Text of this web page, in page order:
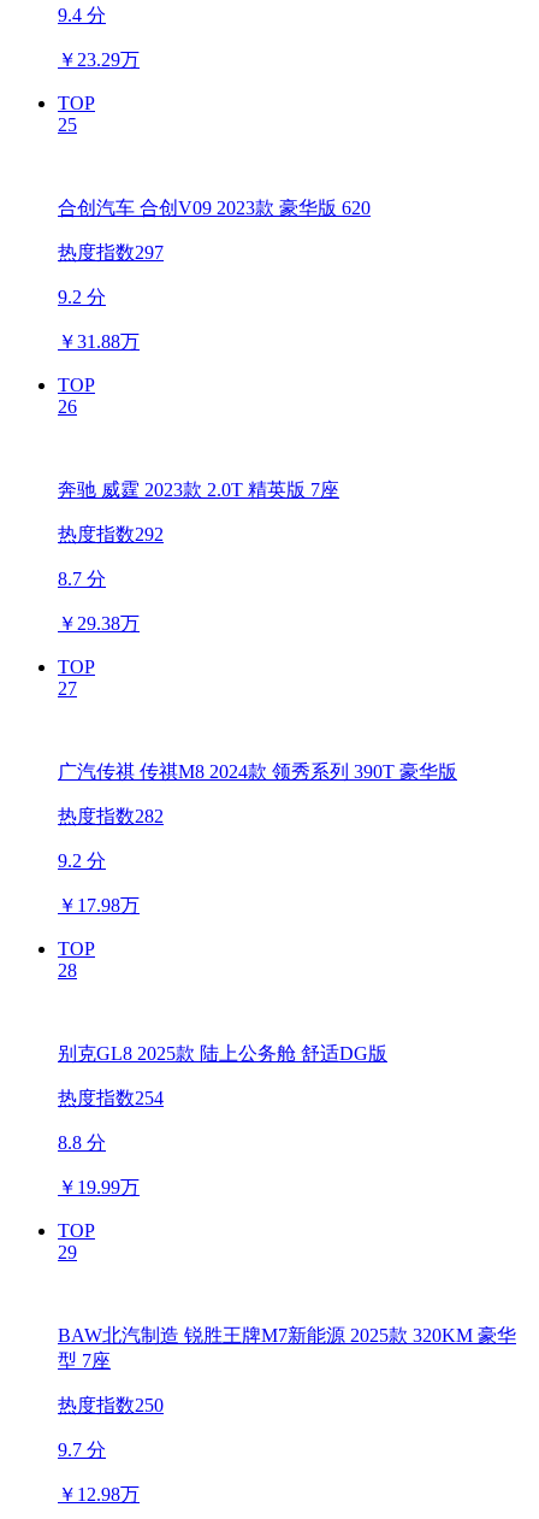
9.4 分
￥ 23.29万
TOP
25
合创汽车 合创V09 2023款 豪华版 620
热度指数297
9.2 分
￥31.88万
TOP
26
奔驰 威霆 2023款 2.0T 精英版 7座
热度指数292
8.7 分
￥ 29.38万
TOP
27
广汽传祺 传祺M8 2024款 领秀系列 390T 豪华版
热度指数282
9.2 分
￥ 17.98万
TOP
28
别克GL8 2025款 陆上公务舱 舒适DG版
热度指数254
8.8 分
￥ 19.99万
TOP
29
BAW北汽制造 锐胜王牌M7新能源 2025款 320KM 豪华
型 7座
热度指数250
9.7 分
￥ 12.98万